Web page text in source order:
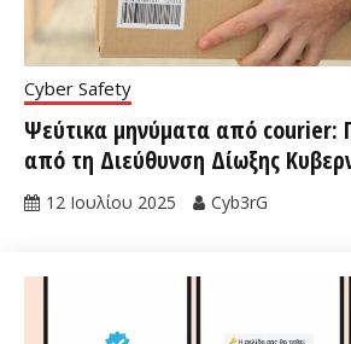
Cyber Safety
Ψεύτικα μηνύματα από courier:
από τη Διεύθυνση Δίωξης
12 Ιουλίου 2025 Cyb3rG